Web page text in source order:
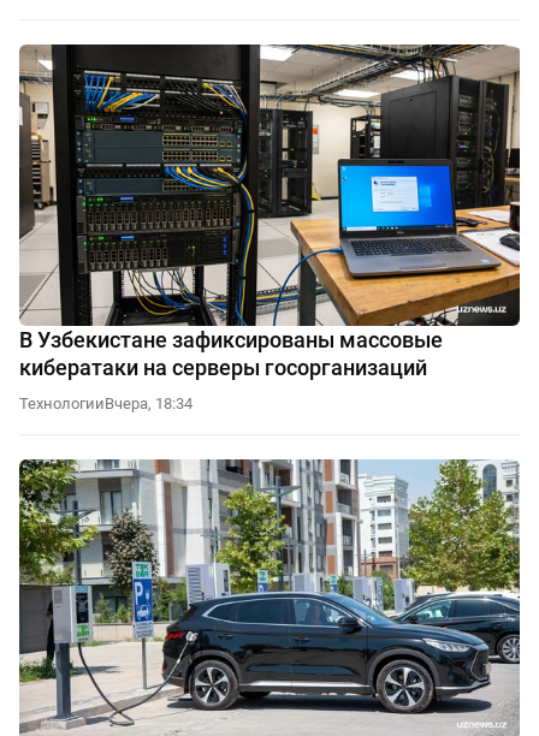
В Узбекистане зафиксированы массовые
кибератаки на серверы госорганизаций
ТехнологииВчера, 18:34